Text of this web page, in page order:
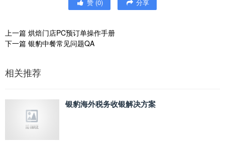
赞 (0) 分享
上一篇 烘焙门店PC预订单操作手册
下一篇 银豹中餐常见问题QA
相关推荐
银豹海外税务收银解决方案